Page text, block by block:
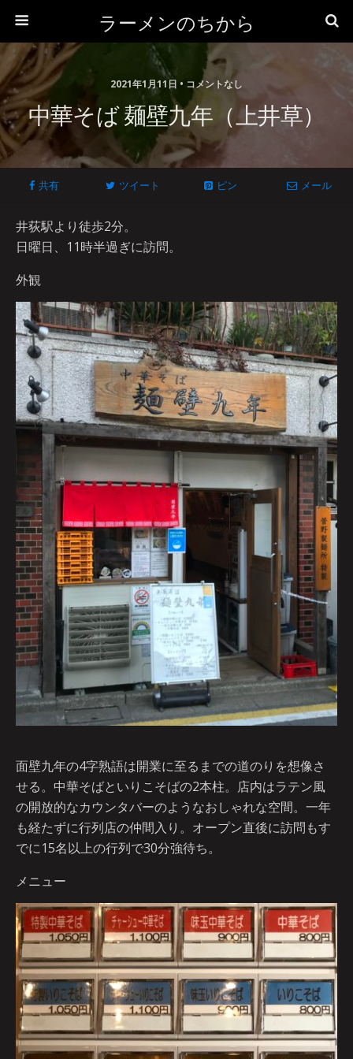
ラーメンのちから
2021年1月11日 • コメントなし
中華そば 麺壁九年（上井草）
共有 ツイート ピン メール
井荻駅より徒歩2分。
日曜日、11時半過ぎに訪問。
外観
面壁九年の4字熟語は開業に至るまでの道のりを想像さ
せる。中華そばといりこそばの2本柱。店内はラテン風
の開放的なカウンタバーのようなおしゃれな空間。一年
も経たずに行列店の仲間入り。オープン直後に訪問もす
でに15名以上の行列で30分強待ち。
メニュー